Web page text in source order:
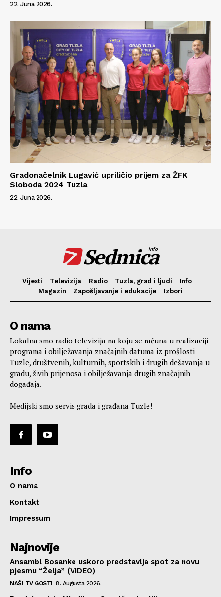
22. Juna 2026.
Gradonačelnik Lugavić upriličio prijem za ŽFK
Sloboda 2024 Tuzla
22. Juna 2026.
Sedmica
info
Vijesti Televizija Radio Tuzla, grad i ljudi
Info
Magazin
Zapošljavanje i edukacije Izbori
O nama
Lokalna smo radio televizija na koju se računa u realizaciji
programa i obilježavanja značajnih datuma iz prošlosti
Tuzle, društvenih, kulturnih, sportskih i drugih dešavanja u
gradu, živih prijenosa i obilježavanja drugih značajnih
događaja.
Medijski smo servis grada i građana Tuzle!
Info
O nama
Kontakt
Impressum
Najnovije
Ansambl Bosanke uskoro predstavlja spot za novu
pjesmu “Želja” (VIDEO)
NAŠI TV GOSTI 8. Augusta 2026.